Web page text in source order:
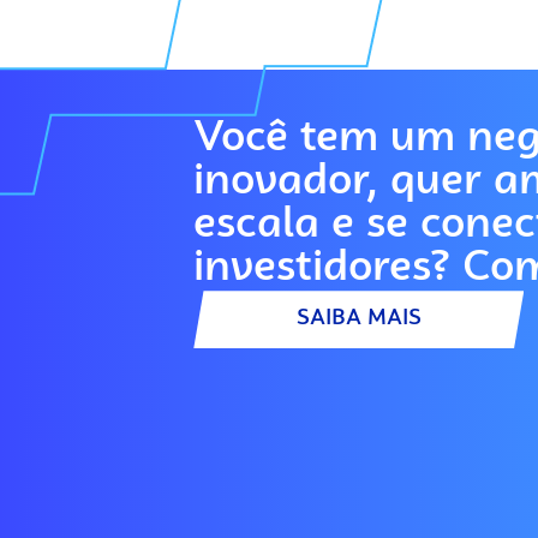
Você tem um
inovador, quer
escala e se
investidores?
SAIBA MAIS